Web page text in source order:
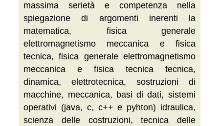
massima serietà e competenza nella
spiegazione di argomenti inerenti la
matematica, fisica generale
elettromagnetismo meccanica e fisica
tecnica, fisica generale elettromagnetismo
meccanica e fisica tecnica tecnica,
dinamica, elettrotecnica, sostruzioni di
macchine, meccanica, basi di dati, sistemi
operativi (java, c, c++ e pyhton) idraulica,
scienza delle costruzioni, tecnica delle